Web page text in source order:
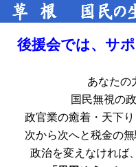
後援会では、サ
あなたの
国民無視の
政官業の癒着・天下
次から次へと税金の
政治を変えなければ